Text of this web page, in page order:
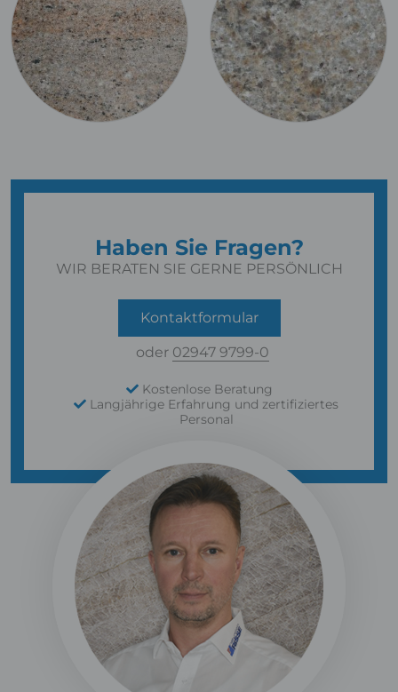
Haben Sie Fragen?
WIR BERATEN SIE GERNE PERSÖNLICH
Kontaktformular
oder 02947 9799-0
Kostenlose Beratung
Langjährige Erfahrung und zertifiziertes
Personal